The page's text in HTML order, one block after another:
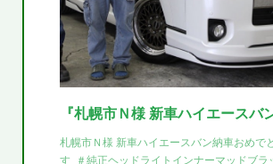
札幌市Ｎ様 新車ハイエースバン納車おめで
す ＃純正ヘッドライトインナーマッドブラ